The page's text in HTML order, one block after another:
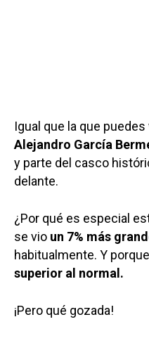
Igual que la que
Alejandro García
y parte del casco
delante.
¿Por qué es especial
se vio un 7% más
habitualmente. Y
superior al normal.
¡Pero qué gozada!